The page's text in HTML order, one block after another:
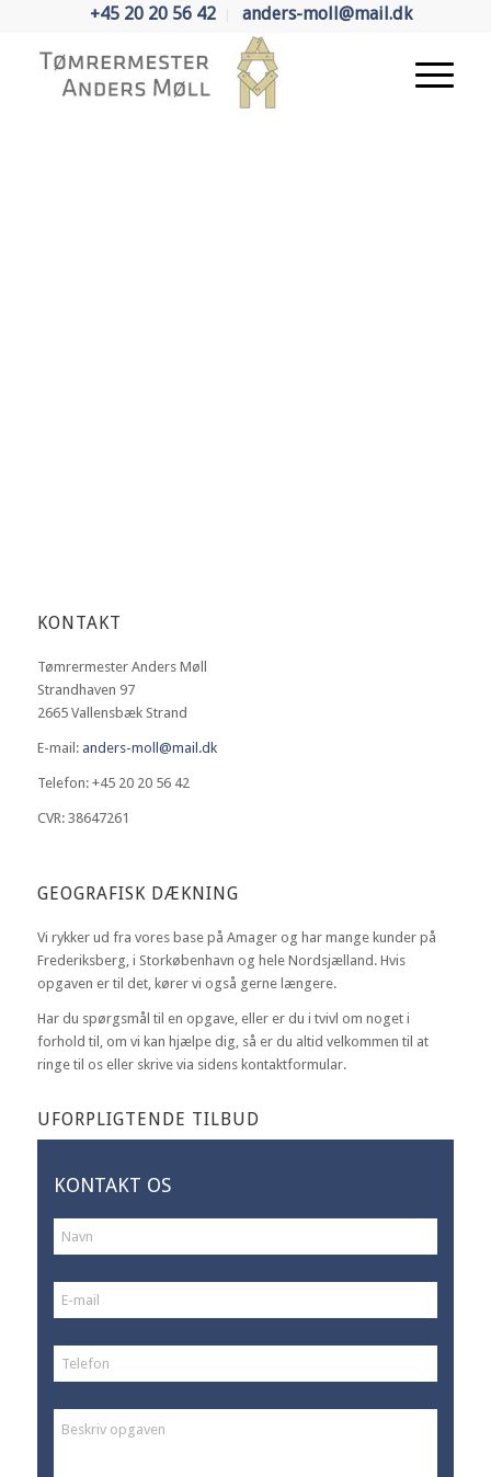
+45 20 20 56 42 anders-moll@mail.dk
KONTAKT
Tømrermester Anders Møll
Strandhaven 97
2665 Vallensbæk Strand
E-mail: anders-moll@mail.dk
Telefon: +45 20 20 56 42
CVR: 38647261
GEOGRAFISK DÆKNING
Vi rykker ud fra vores base på Amager og har mange kunder på
Frederiksberg, i Storkøbenhavn og hele Nordsjælland. Hvis
opgaven er til det, kører vi også gerne længere.
Har du spørgsmål til en opgave, eller er du i tvivl om noget i
forhold til, om vi kan hjælpe dig, så er du altid velkommen til at
ringe til os eller skrive via sidens kontaktformular.
UFORPLIGTENDE TILBUD
KONTAKT OS